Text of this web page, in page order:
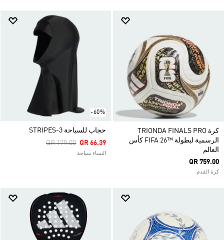
كرة TRIONDA FINALS PRO
الرسمية لبطولة ™26 FIFA كأس
العالم
QR 759.00
كرة القدم
-60%
حجاب للسباحة 3-STRIPES
Price Reduced From
QR 179.00ToQR 66.39
النساء سباحة